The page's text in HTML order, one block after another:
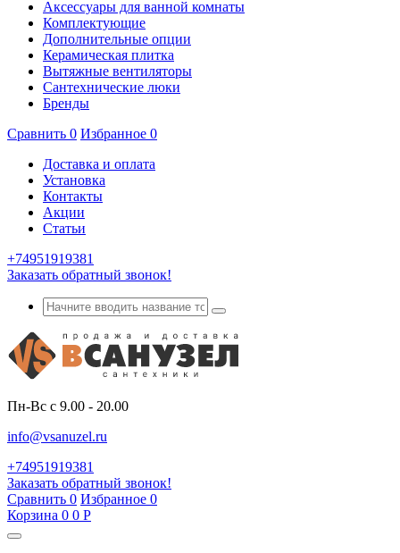
Аксессуары для ванной комнаты
Комплектующие
Дополнительные опции
Керамическая плитка
Вытяжные вентиляторы
Сантехнические люки
Бренды
Сравнить 0 Избранное 0
Доставка и оплата
Установка
Контакты
Акции
Статьи
+74951919381
Заказать обратный звонок!
Пн-Вс с 9.00 - 20.00
info@vsanuzel.ru
+74951919381
Заказать обратный звонок!
Сравнить 0 Избранное 0
Корзина 0 0 Р